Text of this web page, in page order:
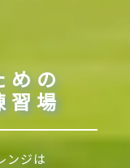
めの
習場
ンジは